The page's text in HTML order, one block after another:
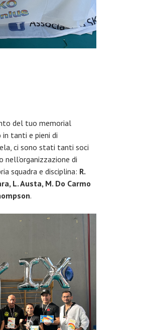
del tuo memorial
tanti e pieni di
ci sono stati tanti soci
di
squadra e disciplina: R.
L. Austa, M. Do Carmo
.